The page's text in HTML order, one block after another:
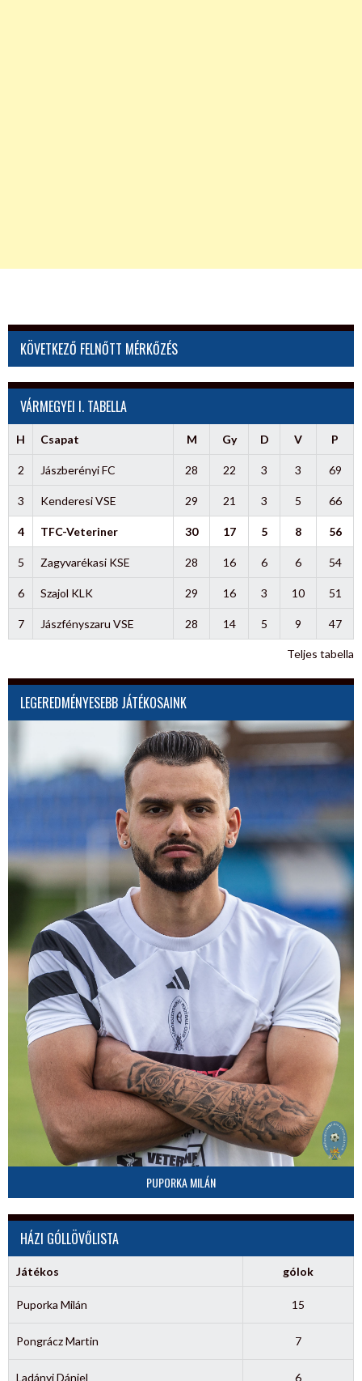
KÖVETKEZŐ FELNŐTT MÉRKŐZÉS
VÁRMEGYEI I. TABELLA
H Csapat M Gy D V P
2 Jászberényi FC 28 22 3 3 69
3 Kenderesi VSE 29 21 3 5 66
4 TFC-Veteriner 30 17 5 8 56
5 Zagyvarékasi KSE 28 16 6 6 54
6 Szajol KLK 29 16 3 10 51
7 Jászfényszaru VSE 28 14 5 9 47
Teljes tabella
LEGEREDMÉNYESEBB JÁTÉKOSAINK
PUPORKA MILÁN
HÁZI GÓLLÖVŐLISTA
Játékos gólok
Puporka Milán 15
Pongrácz Martin 7
Ladányi Dániel 6